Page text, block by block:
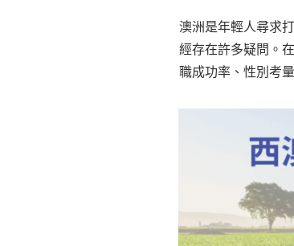
澳洲是年輕人尋求
經存在許多疑問。
職成功率、性別考